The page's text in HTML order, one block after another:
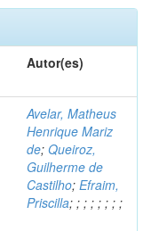
Autor(es)
Avelar, Matheus
Henrique Mariz
de; Queiroz,
Guilherme de
Castilho; Efraim,
Priscilla; ; ; ; ; ; ; ;